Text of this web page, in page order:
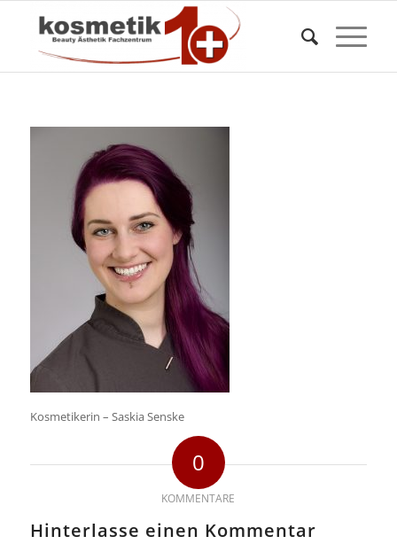
Kosmetikerin – Saskia Senske
0
KOMMENTARE
Hinterlasse einen Kommentar